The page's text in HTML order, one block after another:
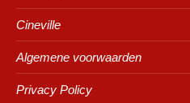
Cineville
Algemene voorwaarden
Privacy Policy